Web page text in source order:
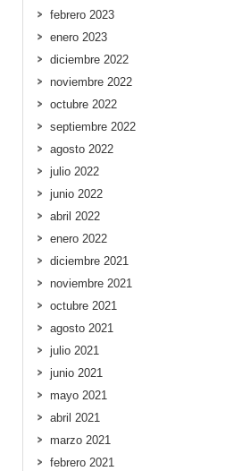
febrero 2023
enero 2023
diciembre 2022
noviembre 2022
octubre 2022
septiembre 2022
agosto 2022
julio 2022
junio 2022
abril 2022
enero 2022
diciembre 2021
noviembre 2021
octubre 2021
agosto 2021
julio 2021
junio 2021
mayo 2021
abril 2021
marzo 2021
febrero 2021